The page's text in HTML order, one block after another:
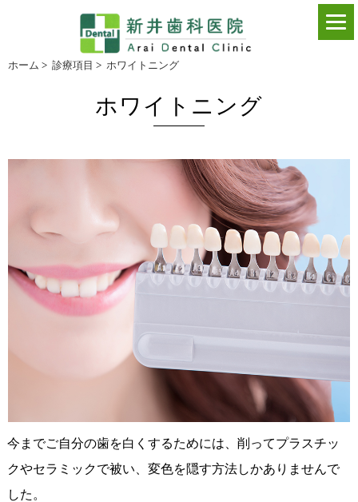
ホーム > 診療項目 > ホワイトニング
ホワイトニング
今までご自分の歯を白くするためには、削ってプラスチッ
クやセラミックで被い、変色を隠す方法しかありませんで
した。